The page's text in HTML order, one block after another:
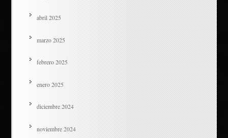
abril 2025
marzo 2025
febrero 2025
enero 2025
diciembre 2024
noviembre 2024